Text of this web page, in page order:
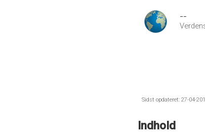
--
Sidst opdateret: 27-04-
Indhold